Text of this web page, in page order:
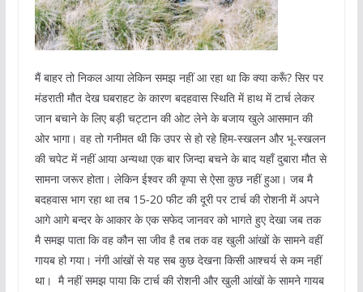
मैं बाहर तो निकल आया लेकिन समझ नहीं आ रहा था कि क्या करूँ? सिर पर
मंडराती मौत देख घबराहट के कारण बदहवास स्थिति में हाथ में टार्च लेकर
जान बचाने के लिए बड़ी चट्टान की ओट लेने के बजाय खुले आसमान की
ओर भागा। वह तो गनीमत थी कि उपर से हो रहे हिम-स्‍खलन और भू-स्‍खलन
की चपेट में नहीं आया अन्यथा एक बार जिन्‍दा बचने के बाद यहाँ दुबारा मौत से
सामना जरूर होता। लेकिन ईश्वर की कृपा से ऐसा कुछ नहीं हुआ। जब मै
बदहवास भाग रहा था तब 15-20 फीट की दूरी पर टार्च की रोशनी में अपने
आगे आगे बन्दर के आकार के एक सफेद जानवर को भागते हुए देखा जब तक
मै समझ पाता कि वह कौन सा जीव है तब तक वह खुली आंखों के सामने वहीं
गायब हो गया। नंगी आंखों से यह सब कुछ देखना किसी आश्चर्य से कम नहीं
था। मै नहीं समझ पाया कि टार्च की रोशनी और खुली आंखों के सामने गायब